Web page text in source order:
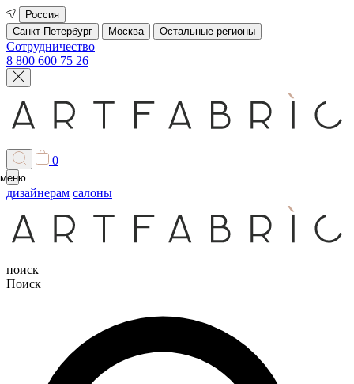
Россия
Санкт-Петербург
Москва Остальные регионы
Сотрудничество
8 800 600 75 26
0
меню
дизайнерам салоны
поиск
Поиск